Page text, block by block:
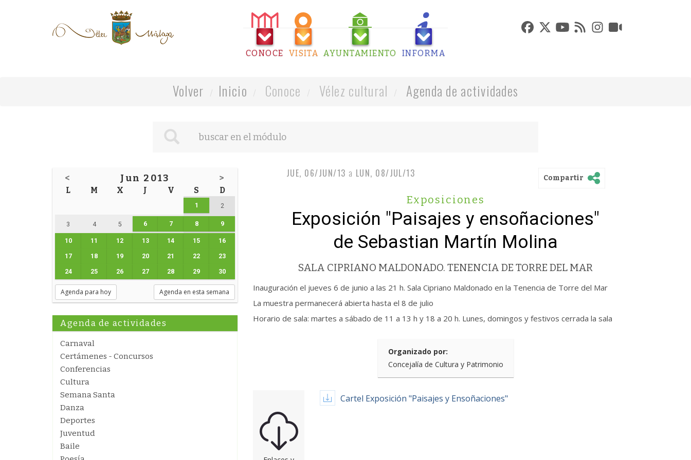
CONOCE VISITA AYUNTAMIENTO INFORMA
Volver Inicio Conoce Vélez cultural Agenda de actividades
< Jun 2013 >
L M X J V S D
1 2
3 4 5 6 7 8 9
10 11 12 13 14 15 16
17 18 19 20 21 22 23
24 25 26 27 28 29 30
Agenda para hoy Agenda en esta semana
Agenda de actividades
Carnaval
Certámenes - Concursos
Conferencias
Cultura
Semana Santa
Danza
Deportes
Juventud
Baile
JUE, 06/JUN/13 a LUN, 08/JUL/13 Compartir
Exposiciones
Exposición "Paisajes y ensoñaciones"
de Sebastian Martín Molina
SALA CIPRIANO MALDONADO. TENENCIA DE TORRE DEL MAR
Inauguración el jueves 6 de junio a las 21 h. Sala Cipriano Maldonado en la Tenencia de Torre del Mar
La muestra permanecerá abierta hasta el 8 de julio
Horario de sala: martes a sábado de 11 a 13 h y 18 a 20 h. Lunes, domingos y festivos cerrada la sala
Organizado por:
Concejalía de Cultura y Patrimonio
Cartel Exposición "Paisajes y Ensoñaciones"